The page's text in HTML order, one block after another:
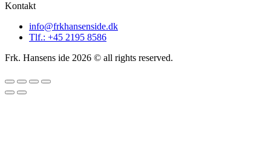
Kontakt
info@frkhansenside.dk
Tlf.: +45 2195 8586
Frk. Hansens ide 2026 © all rights reserved.